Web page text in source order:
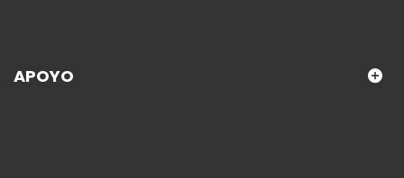
APOYO